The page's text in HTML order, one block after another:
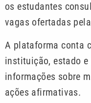
os estudantes
vagas ofertadas
A plataforma conta
instituição, estado
informações sobre
ações afirmativas.